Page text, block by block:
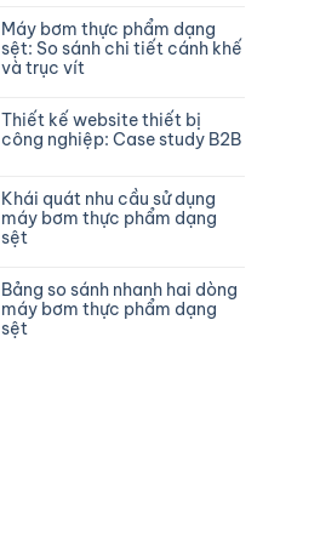
Máy bơm thực phẩm dạng
sệt: So sánh chi tiết cánh khế
và trục vít
Thiết kế website thiết bị
công nghiệp: Case study B2B
Khái quát nhu cầu sử dụng
máy bơm thực phẩm dạng
sệt
Bảng so sánh nhanh hai dòng
máy bơm thực phẩm dạng
sệt